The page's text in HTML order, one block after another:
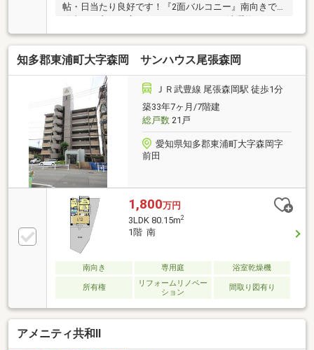
帖・日当たり良好です！『2面バルコニー』南向きで
陽当たり良好！広々としたバルコニーで洗濯物のスペ
ースに困りません！◆設備仕様◆『2026年9月リフォ
ーム完工』■水回り：キッチン、バス、トイレ■内装：
クロス張替え、網戸張替え、建具他◆リフォーム相談
可◆ご要望があれば物件引渡し後、ご入居前にリフォ
ーム可能です！ご相談ください！◆大容量収納◆クロ
ーゼット、納戸、シューズボックスもあるため収納ス
ペースには困りません！
知多郡東浦町大字森岡 サンハウス尾張森岡
ＪＲ武豊線 尾張森岡駅 徒歩1分
築33年7ヶ月/7階建
総戸数21戸
愛知県知多郡東浦町大字森岡字
前田
1,800万円
3LDK 80.15m2
1階 南
南向き 専用庭 浴室乾燥機
所有権
リフォームリノベー
ション
間取り図有り
アメニティ共和Ⅱ